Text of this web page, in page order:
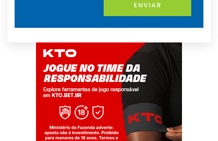
ENVIAR